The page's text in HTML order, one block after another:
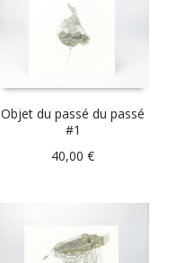
Objet du passé du passé
#1
40,00€